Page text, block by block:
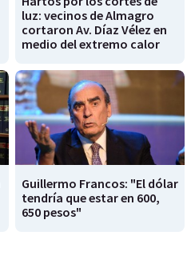
luz: vecinos de Almagro
cortaron Av. Díaz Vélez en
medio del extremo calor
Guillermo Francos: "El dólar
tendría que estar en 600,
650 pesos"